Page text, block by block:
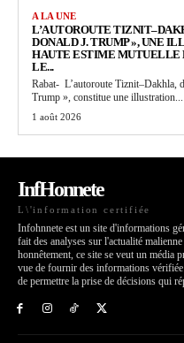
A LA UNE
L’AUTOROUTE
DONALD J. TRUMP », UNE
HAUTE ESTIME MUTUELLE
LE...
Rabat- L’autoroute Tiznit–Dakhla,
Trump », constitue une illustration...
1 août 2026
InfHonnete
L\'information certifiée
Infohnnete est un site d'informations
fait des analyses sur l'actualité
honnêtement, ce site se veut un média
vue de fournir des informations vérifiée
de permettre la prise de décisions qui